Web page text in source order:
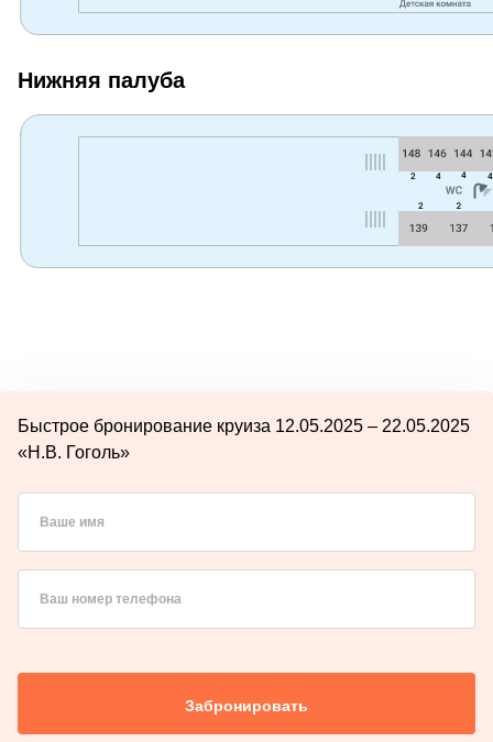
Нижняя палуба
Быстрое бронирование круиза 12.05.2025 – 22.05.2025
«Н.В. Гоголь»
Ваше имя
Ваш номер телефона
Забронировать